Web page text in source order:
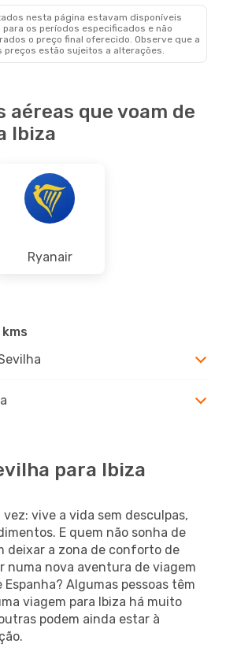
nesta página estavam disponíveis
os períodos especificados e não
o preço final oferecido. Observe que a
preços estão sujeitos a alterações.
aéreas que voam de
Ibiza
Ryanair
para Ibiza
vive a vida sem desculpas,
E quem não sonha de
deixar a zona de conforto de
numa nova aventura de viagem
Algumas pessoas têm
viagem para Ibiza há muito
podem ainda estar à